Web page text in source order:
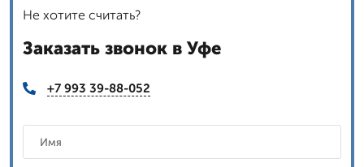
Не хотите считать?
Заказать звонок в Уфе
+7 993 39-88-052